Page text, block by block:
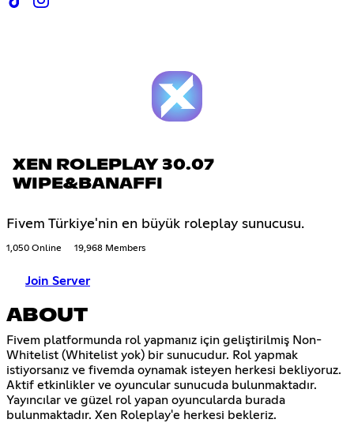
XEN ROLEPLAY 30.07
WIPE&BANAFFI
Fivem Türkiye'nin en büyük roleplay sunucusu.
1,050 Online 19,968 Members
Join Server
ABOUT
Fivem platformunda rol yapmanız için geliştirilmiş Non-
Whitelist (Whitelist yok) bir sunucudur. Rol yapmak
istiyorsanız ve fivemda oynamak isteyen herkesi bekliyoruz.
Aktif etkinlikler ve oyuncular sunucuda bulunmaktadır.
Yayıncılar ve güzel rol yapan oyuncularda burada
bulunmaktadır. Xen Roleplay'e herkesi bekleriz.